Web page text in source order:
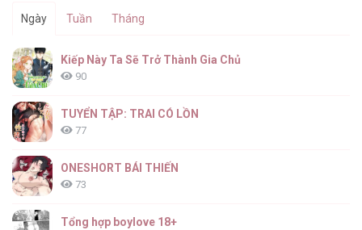
Ngày Tuần Tháng
Kiếp Này Ta Sẽ Trở Thành Gia Chủ
90
TUYỂN TẬP: TRAI CÓ LỒN
77
ONESHORT BÁI THIẾN
73
Tổng hợp boylove 18+